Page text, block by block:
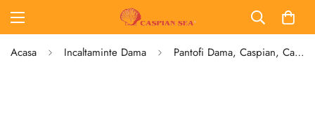
Acasa Incaltaminte Dama Pantofi Dama, Caspian, Cas-2110, Casual, Piele Naturala, Negru